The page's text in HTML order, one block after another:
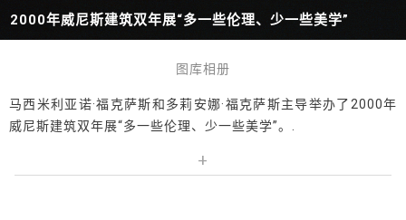
2000年威尼斯建筑双年展“多一些伦理、少一些美学”
图库相册
马西米利亚诺·福克萨斯和多莉安娜·福克萨斯主导举办了2000年
威尼斯建筑双年展“多一些伦理、少一些美学”。.
+